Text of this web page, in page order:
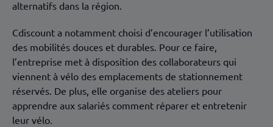
alternatifs dans la région.
Cdiscount a notamment choisi d’encourager l’utilisation
des mobilités douces et durables. Pour ce faire,
l’entreprise met à disposition des collaborateurs qui
viennent à vélo des emplacements de stationnement
réservés. De plus, elle organise des ateliers pour
apprendre aux salariés comment réparer et entretenir
leur vélo.